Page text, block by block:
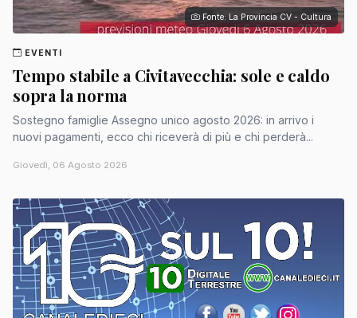
Fonte: La Provincia CV - Cultura
EVENTI
Tempo stabile a Civitavecchia: sole e caldo
sopra la norma
Sostegno famiglie Assegno unico agosto 2026: in arrivo i
nuovi pagamenti, ecco chi riceverà di più e chi perderà...
Giovedì, 06 Agosto 2026